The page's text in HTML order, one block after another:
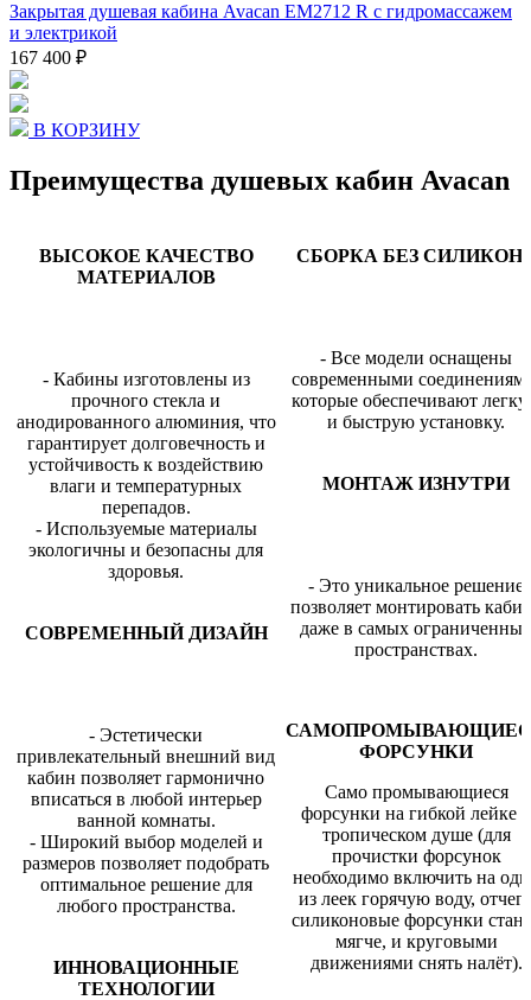
Закрытая душевая кабина Avacan EM2712 R с гидромассажем
и электрикой
167 400 ₽
В КОРЗИНУ
Преимущества душевых кабин Avacan
ВЫСОКОЕ КАЧЕСТВО
МАТЕРИАЛОВ
- Кабины изготовлены из
прочного стекла и
анодированного алюминия, что
гарантирует долговечность и
устойчивость к воздействию
влаги и температурных
перепадов.
- Используемые материалы
экологичны и безопасны для
здоровья.
СОВРЕМЕННЫЙ ДИЗАЙН
- Эстетически
привлекательный внешний вид
кабин позволяет гармонично
вписаться в любой интерьер
ванной комнаты.
- Широкий выбор моделей и
размеров позволяет подобрать
оптимальное решение для
любого пространства.
ИННОВАЦИОННЫЕ
ТЕХНОЛОГИИ
СБОРКА БЕЗ
- Все модели оснащены
современными
которые обеспечивают
и быструю установку.
МОНТАЖ ИЗНУТРИ
- Это уникальное решение
позволяет монтировать
даже в самых ограниченных
пространствах.
ФОРСУНКИ
Само промывающиеся
форсунки на гибкой лейке и
тропическом душе (для
прочистки форсунок
необходимо включить на
из леек горячую воду,
силиконовые форсунки
мягче, и круговыми
движениями снять налёт).